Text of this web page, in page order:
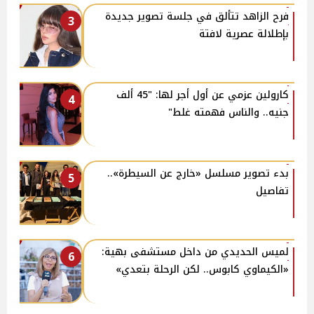
3
فرح الزاهد تتألق في جلسة تصوير جديدة
بإطلالة عصرية لافتة
4
كارولين عزمي عن أول أجر لها: "45 ألف
جنيه.. والناس فهمته غلط"
5
بدء تصوير مسلسل «خارج عن السيطرة»..
تفاصيل
6
لميس الحديدي من داخل مستشفى بهية:
«الكيماوي كابوس.. لكن الرحلة بتعدي»